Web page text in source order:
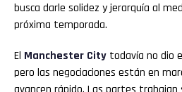
busca darle solidez y jerarquía al
próxima temporada.
El Manchester City todavía no dio
pero las negociaciones están en